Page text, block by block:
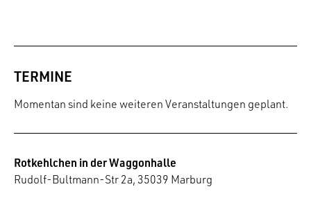
TERMINE
Momentan sind keine weiteren Veranstaltungen geplant.
Rotkehlchen in der Waggonhalle
Rudolf-Bultmann-Str 2a, 35039 Marburg